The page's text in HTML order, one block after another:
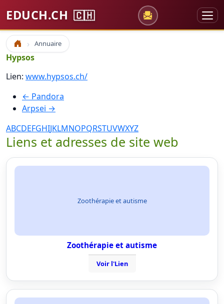
EDUCH.CH 🇨🇭
Accueil Annuaire
Hypsos
Lien: www.hypsos.ch/
← Pandora
Arpsei →
ABCDEFGHIJKLMNOPQRSTUVWXYZ
Liens et adresses de site web
Zoothérapie et autisme
Zoothérapie et autisme
Voir l'Lien